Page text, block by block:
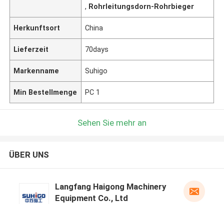
, Rohrleitungsdorn-Rohrbieger
Herkunftsort China
Lieferzeit 70days
Markenname Suhigo
Min Bestellmenge PC 1
Sehen Sie mehr an
ÜBER UNS
Langfang Haigong Machinery
Equipment Co., Ltd